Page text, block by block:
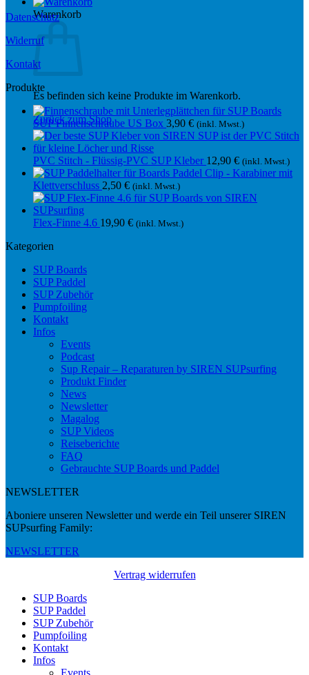
Warenkorb
Es befinden sich keine Produkte im Warenkorb.
Zurück zum Shop
Datenschutz
Widerruf
Kontakt
Produkte
SUP Finnenschraube US Box 3,90 € (inkl. Mwst.)
PVC Stitch - Flüssig-PVC SUP Kleber 12,90 € (inkl. Mwst.)
Paddel Clip - Karabiner mit
Klettverschluss 2,50 € (inkl. Mwst.)
Flex-Finne 4.6 19,90 € (inkl. Mwst.)
Kategorien
SUP Boards
SUP Paddel
SUP Zubehör
Pumpfoiling
Kontakt
Infos
Events
Podcast
Sup Repair – Reparaturen by SIREN SUPsurfing
Produkt Finder
News
Newsletter
Magalog
SUP Videos
Reiseberichte
FAQ
Gebrauchte SUP Boards und Paddel
NEWSLETTER
Aboniere unseren Newsletter und werde ein Teil unserer SIREN
SUPsurfing Family:
NEWSLETTER
Vertrag widerrufen
SUP Boards
SUP Paddel
SUP Zubehör
Pumpfoiling
Kontakt
Infos
Events